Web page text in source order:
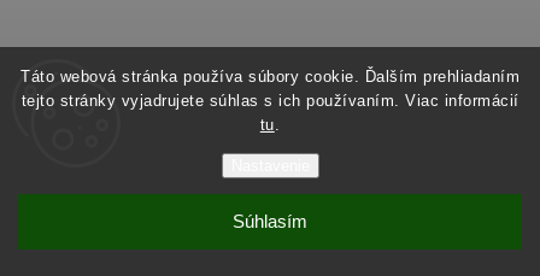
Táto webová stránka používa súbory cookie. Ďalším prehliadaním
tejto stránky vyjadrujete súhlas s ich používaním. Viac informácií
tu.
Súhlasím
World of Stones. Všetky práva vyhradené.